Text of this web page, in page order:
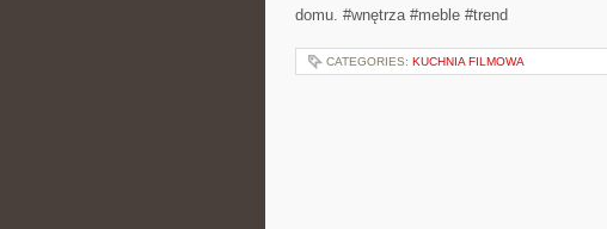
domu. #wnętrza #meble #trend
CATEGORIES: KUCHNIA FILMOWA